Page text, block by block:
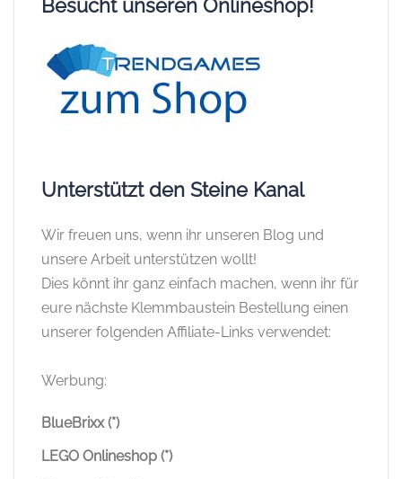
Besucht unseren Onlineshop!
Unterstützt den Steine Kanal
Wir freuen uns, wenn ihr unseren Blog und
unsere Arbeit unterstützen wollt!
Dies könnt ihr ganz einfach machen, wenn ihr für
eure nächste Klemmbaustein Bestellung einen
unserer folgenden Affiliate-Links verwendet:
Werbung:
BlueBrixx (*)
LEGO Onlineshop (*)